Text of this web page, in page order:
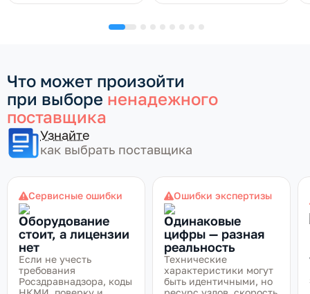
Что может произойти
при выборе ненадежного
поставщика
Узнайте
как выбрать поставщика
Сервисные ошибки
Оборудование
стоит, а лицензии
нет
Если не учесть
требования
Росздравнадзора, коды
Ошибки экспертизы
Одинаковые
цифры — разная
реальность
Технические
характеристики могут
быть идентичными, но